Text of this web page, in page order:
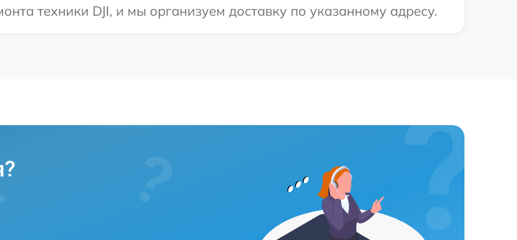
техники DJI, и мы организуем доставку по указанному адресу.